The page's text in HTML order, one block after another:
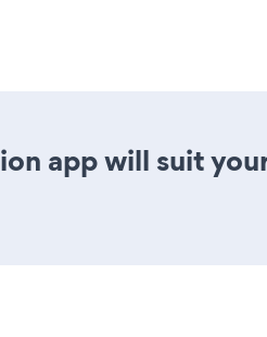
app will suit